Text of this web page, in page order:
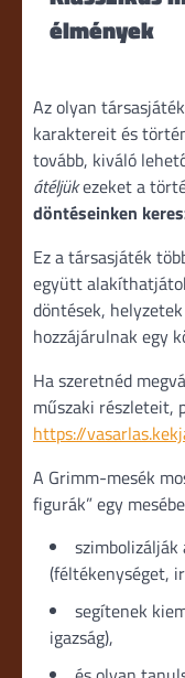
élmények
Az olyan
karaktereit és
tovább, kiváló
átéljükezeket a
döntéseinken
Ez a társasjáték
együtt
döntések,
hozzájárulnak egy
Ha szeretnéd
műszaki részleteit,
https://
A Grimm-mesék
figurák” egy
szimbolizálják
(féltékenységet,
segítenek
igazság),